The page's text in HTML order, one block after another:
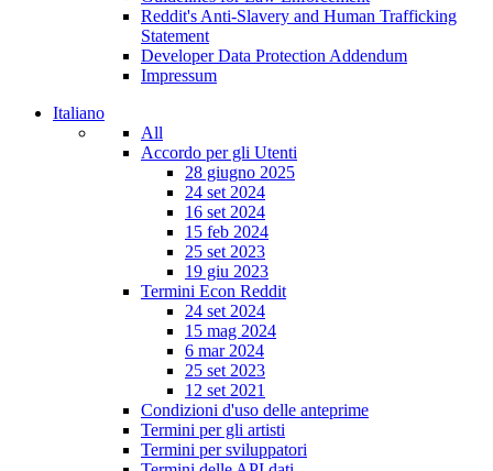
Reddit's Anti-Slavery and Human Trafficking
Statement
Developer Data Protection Addendum
Impressum
Italiano
All
Accordo per gli Utenti
28 giugno 2025
24 set 2024
16 set 2024
15 feb 2024
25 set 2023
19 giu 2023
Termini Econ Reddit
24 set 2024
15 mag 2024
6 mar 2024
25 set 2023
12 set 2021
Condizioni d'uso delle anteprime
Termini per gli artisti
Termini per sviluppatori